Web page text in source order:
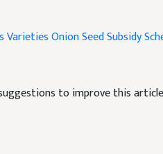
to improve this article?